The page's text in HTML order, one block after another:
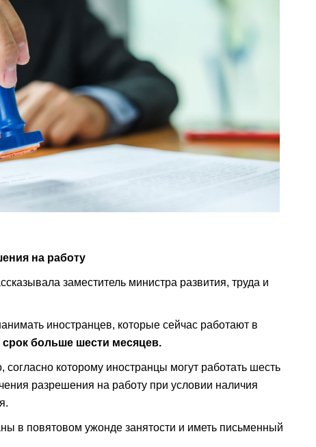
на работу
заместитель министра развития, труда и
иностранцев, которые сейчас работают в
больше шести месяцев.
которому иностранцы могут работать шесть
разрешения на работу при условии наличия
в повятовом ужонде занятости и иметь письменный